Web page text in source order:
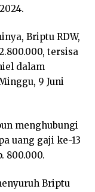
Briptu RDW,
tersisa
dalam
9 Juni
menghubungi
uang gaji ke-13
800.000.
Briptu